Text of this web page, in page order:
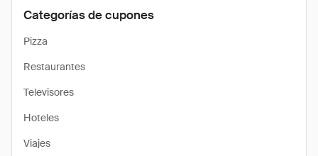
Categorías de cupones
Pizza
Restaurantes
Televisores
Hoteles
Viajes